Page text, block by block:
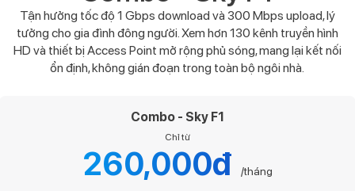
Tận hưởng tốc độ 1 Gbps download và 300 Mbps upload, lý
tưởng cho gia đình đông người. Xem hơn 130 kênh truyền hình
HD và thiết bị Access Point mở rộng phủ sóng, mang lại kết nối
ổn định, không gián đoạn trong toàn bộ ngôi nhà.
Combo - Sky F1
Chỉ từ
260,000đ /tháng